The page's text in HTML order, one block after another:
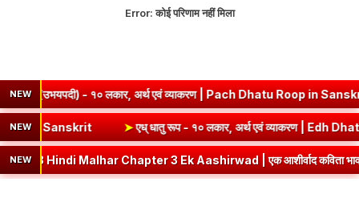
Error:कोई परिणाम नहीं मिला
NEW - १० लकार, अर्थ एवं व्याकरण | Pach Dhatu Roop in Sanskrit
NEW
Dhatu Roop in Sanskrit ➤एध् धातु रूप - १० लकार, अर्थ एवं
NEW
Malhar Chapter 3 Ek Aashirwad | एक आशीर्वाद कविता भावार्थ एवं